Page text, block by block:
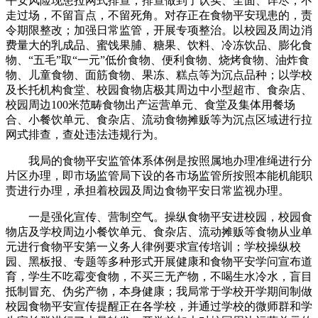
走过场，不留盲点，不留死角。对存正在食物平安现患的，责
令期限整改；加强日常监管，开展专项整治。以校园及周边消
费量大的乳成品、蜜饯果脯、糖果、饮料、冷冻饮品、膨化食
物、“五毛”取“一元”低价食物、便利食物、烧烤食物、油炸食
物、儿童食物、面筋食物、果冻、糕点等为沉点品种；以学校
及长托机构食堂、校园食物店极其周边中小型超市、食杂店、
校园周边100米范畴食物出产运营单元、食堂及集体用餐场
合、小餐饮单元、食杂店、流动食物摊贩等为沉点区域进行拉
网式排查，查处违法违规行为。
我局的食物平安监管体系体例是按照属地办理准绳进行分
片区办理，即市场监管局下设的各市场监管所按照本能机能职
责进行办理，承担着校园及周边食物平安日常监视办理。
一是强化宣传、营制空气。操纵食物平安进校园，校园食
物店及学校周边小餐饮单元、食杂店、流动摊贩等食物从业单
元进行食物平安第一义务人律例要求宣传培训；学校操纵校
园、黑板报、专题等多种形式开展健康和食物平安学问宣布道
育，学生不吃霉变食物，不买三无产物，不喝生水冷水，盲目
抵制冒充、伪劣产物，本身健康；我局常于学校开学期间制做
校园食物平安宣传提醒正在各学校，并通过学校的微师群和学